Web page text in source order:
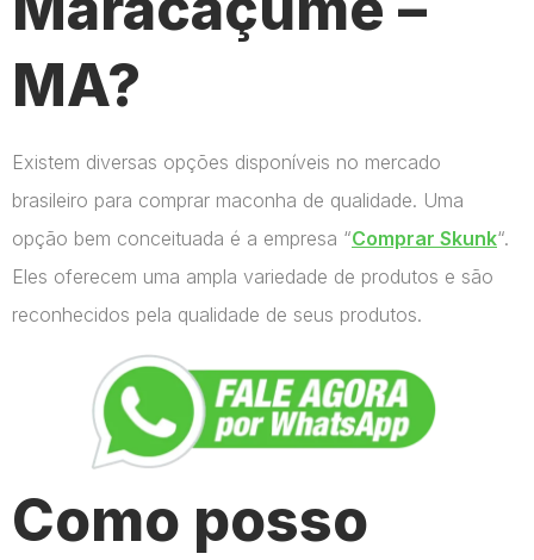
MA?
Existem diversas opções disponíveis no mercado
brasileiro para comprar maconha de qualidade. Uma
opção bem conceituada é a empresa “Comprar Skunk“.
Eles oferecem uma ampla variedade de produtos e são
reconhecidos pela qualidade de seus produtos.
Como posso